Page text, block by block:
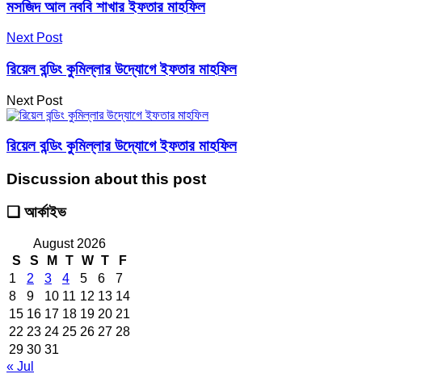
মসজিদ আল নববি শাখার ইফতার মাহফিল
Next Post
রিয়েল বন্ডিং কুমিল্লার উদ্যোগে ইফতার মাহফিল
Next Post
রিয়েল বন্ডিং কুমিল্লার উদ্যোগে ইফতার মাহফিল
Discussion about this post
❑ আর্কাইভ
August 2026
S
S M T W T
F
1
2 3 4 5 6
7
8
9 10 11 12 13 14
15 16 17 18 19 20 21
22 23 24 25 26 27 28
29 30 31
« Jul